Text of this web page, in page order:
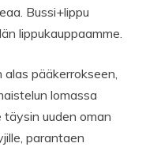
Bussi+lippu
lippukauppaamme.
pääkerrokseen,
lomassa
täysin uuden oman
parantaen